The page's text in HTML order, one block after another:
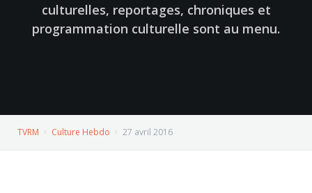
culturelles, reportages, chroniques et
programmation culturelle sont au menu.
TVRM Culture Hebdo 27 avril 2016